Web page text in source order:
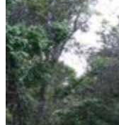
Côte Sud
Circuits
Organisation
Petit
Sur-
Envies et
Les